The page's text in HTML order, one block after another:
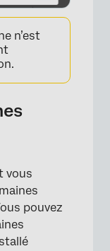
n’est
vous
pouvez